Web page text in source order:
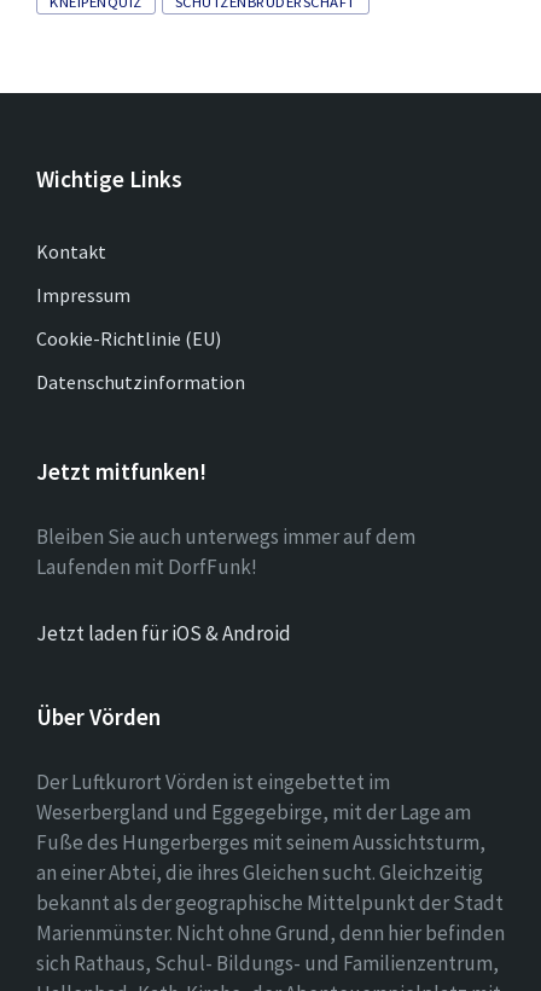
Wichtige Links
Kontakt
Impressum
Cookie-Richtlinie (EU)
Datenschutzinformation
Jetzt mitfunken!
Bleiben Sie auch unterwegs immer auf dem
Laufenden mit DorfFunk!
Jetzt laden für iOS & Android
Über Vörden
Der Luftkurort Vörden ist eingebettet im
Weserbergland und Eggegebirge, mit der Lage am
Fuße des Hungerberges mit seinem Aussichtsturm,
an einer Abtei, die ihres Gleichen sucht. Gleichzeitig
bekannt als der geographische Mittelpunkt der Stadt
Marienmünster. Nicht ohne Grund, denn hier befinden
sich Rathaus, Schul- Bildungs- und Familienzentrum,